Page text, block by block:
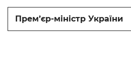
Прем’єр-міністр України